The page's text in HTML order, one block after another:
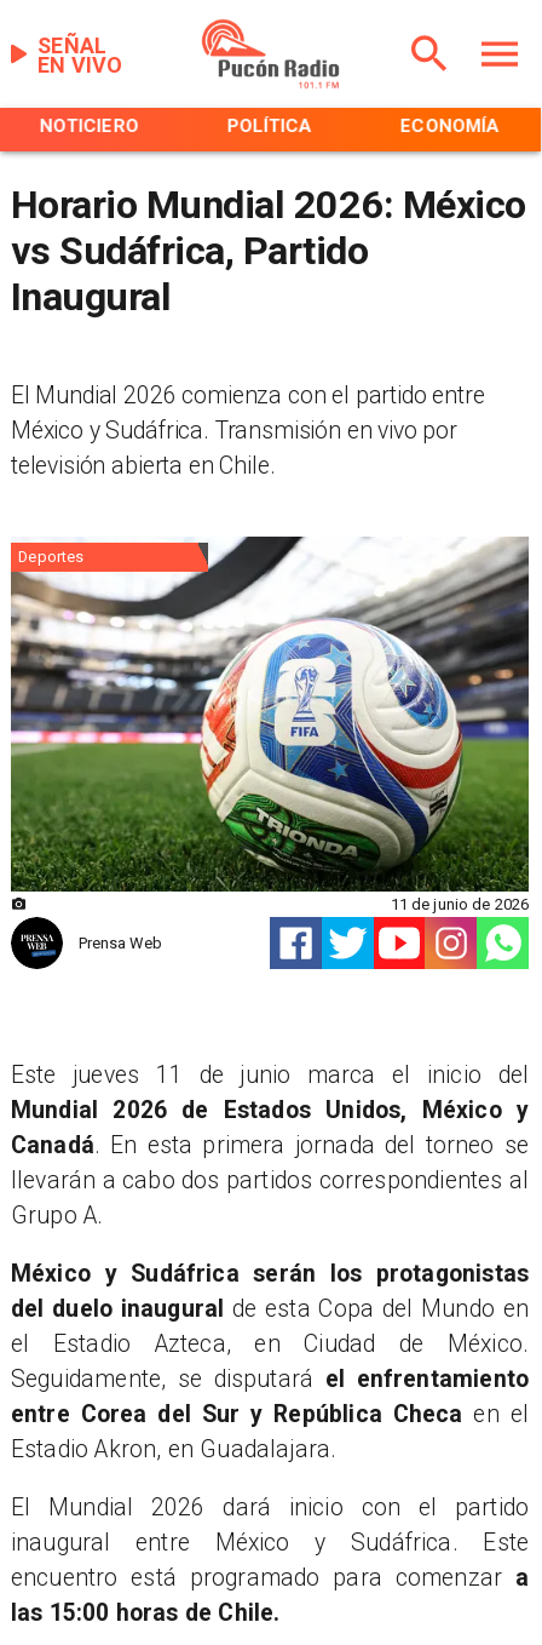
EN VIVO
SEÑAL
NOTICIERO POLÍTICA ECONOMÍA
Horario Mundial 2026: México
vs Sudáfrica, Partido
Inaugural
El Mundial 2026 comienza con el partido entre
México y Sudáfrica. Transmisión en vivo por
televisión abierta en Chile.
Deportes
Prensa Web
11 de junio de 2026
Este jueves 11 de junio marca el inicio del
Mundial 2026 de Estados Unidos, México y
Canadá. En esta primera jornada del torneo se
llevarán a cabo dos partidos correspondientes al
Grupo A.
México y Sudáfrica serán los protagonistas
del duelo inaugural de esta Copa del Mundo en
el Estadio Azteca, en Ciudad de México.
Seguidamente, se disputará el enfrentamiento
entre Corea del Sur y República Checa en el
Estadio Akron, en Guadalajara.
El Mundial 2026 dará inicio con el partido
inaugural entre México y Sudáfrica. Este
encuentro está programado para comenzar a
las 15:00 horas de Chile.